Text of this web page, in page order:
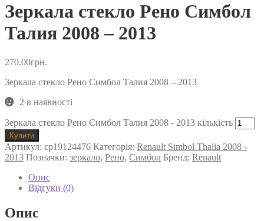
Зеркала стекло Рено Симбол
Талия 2008 – 2013
270.00грн.
Зеркала стекло Рено Симбол Талия 2008 – 2013
2 в наявності
Зеркала стекло Рено Симбол Талия 2008 - 2013 кількість
Купити
Артикул: cp19124476 Категорія: Renault Simbol Thalia 2008 -
2013 Позначки: зеркало, Рено, Симбол Бренд: Renault
Опис
Відгуки (0)
Опис